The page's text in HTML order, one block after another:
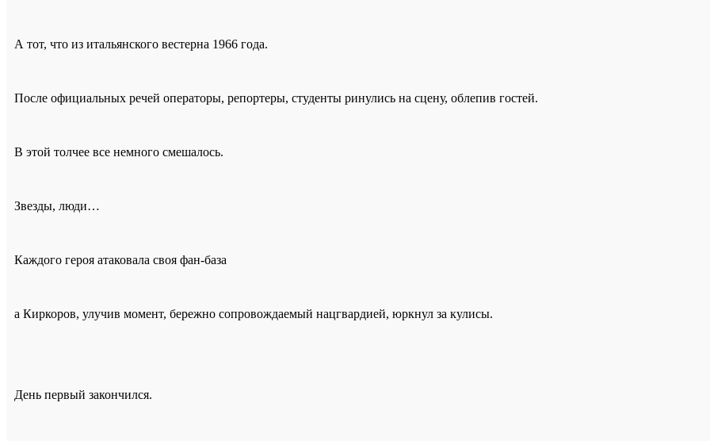
А тот, что из итальянского вестерна 1966 года.
После официальных речей операторы, репортеры, студенты ринулись на сцену, облепив гостей.
В этой толчее все немного смешалось.
Звезды, люди…
Каждого героя атаковала своя фан-база
а Киркоров, улучив момент, бережно сопровождаемый нацгвардией, юркнул за кулисы.
День первый закончился.